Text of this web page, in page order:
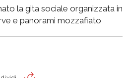
la gita sociale organizzata in
e panorami mozzafiato